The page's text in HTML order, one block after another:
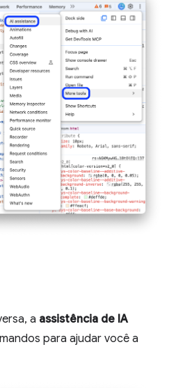
a assistência de IA
para ajudar você a